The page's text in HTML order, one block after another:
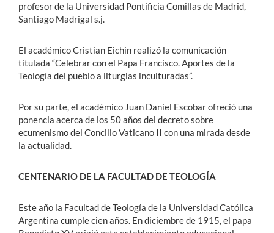
profesor de la Universidad Pontificia Comillas de Madrid,
Santiago Madrigal s.j.
El académico Cristian Eichin realizó la comunicación
titulada “Celebrar con el Papa Francisco. Aportes de la
Teología del pueblo a liturgias inculturadas”.
Por su parte, el académico Juan Daniel Escobar ofreció una
ponencia acerca de los 50 años del decreto sobre
ecumenismo del Concilio Vaticano II con una mirada desde
la actualidad.
CENTENARIO DE LA FACULTAD DE TEOLOGÍA
Este año la Facultad de Teología de la Universidad Católica
Argentina cumple cien años. En diciembre de 1915, el papa